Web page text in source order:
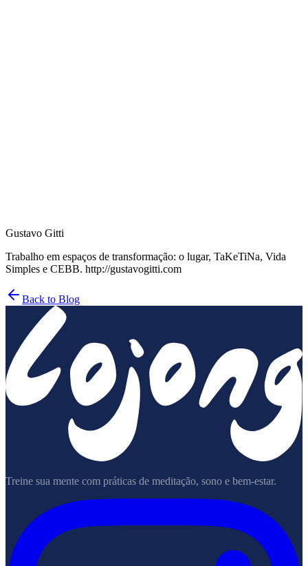
Gustavo Gitti
Trabalho em espaços de transformação: o lugar, TaKeTiNa, Vida
Simples e CEBB. http://gustavogitti.com
Back to Blog
Treine sua mente com práticas de meditação, sono e bem-estar.